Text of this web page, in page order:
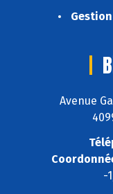
Avenue
-